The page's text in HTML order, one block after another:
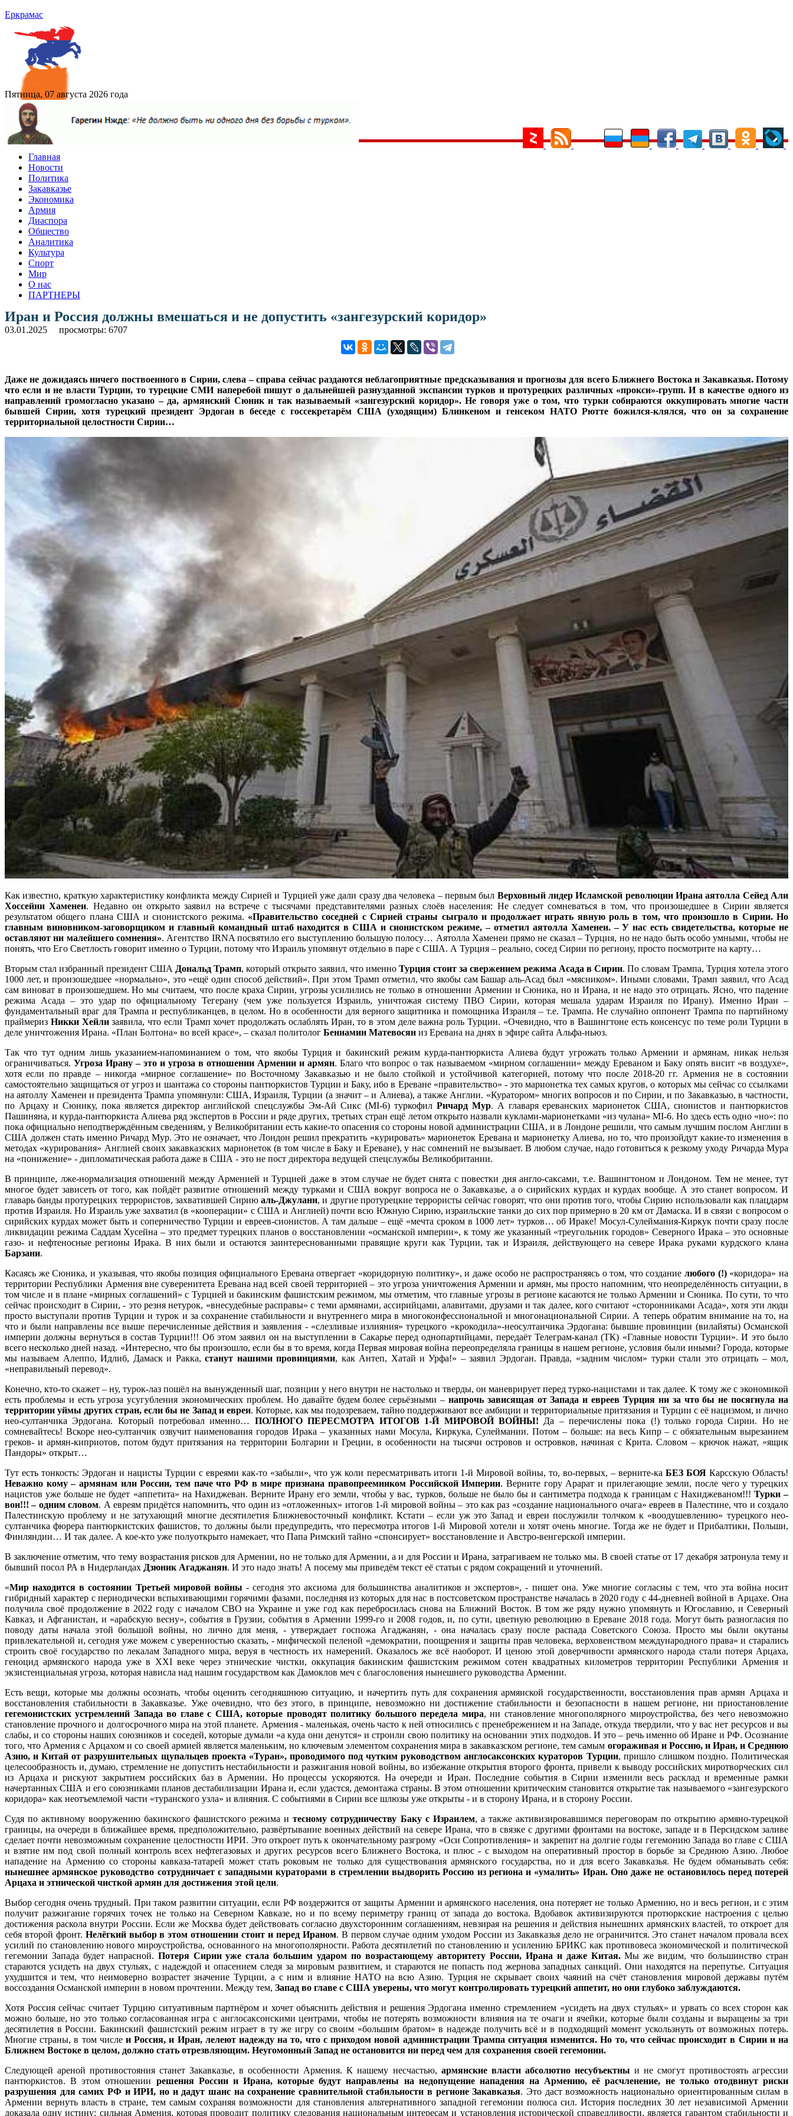
Еркрамас
Пятница, 07 августа 2026 года
Главная
Новости
Политика
Закавказье
Экономика
Армия
Диаспора
Общество
Аналитика
Культура
Спорт
Мир
О нас
ПАРТНЕРЫ
Иран и Россия должны вмешаться и не допустить «зангезурский коридор»
03.01.2025 просмотры: 6707
Даже не дожидаясь ничего поствоенного в Сирии, слева – справа сейчас раздаются неблагоприятные предсказывания и прогнозы для всего Ближнего Востока и Закавказья. Потому
что если и не власти Турции, то турецкие СМИ наперебой пишут о дальнейшей разнузданной экспансии турков и протурецких различных «прокси»-групп. И в качестве одного из
направлений громогласно указано – да, армянский Сюник и так называемый «зангезурский коридор». Не говоря уже о том, что турки собираются оккупировать многие части
бывшей Сирии, хотя турецкий президент Эрдоган в беседе с госсекретарём США (уходящим) Блинкеном и генсеком НАТО Рютте божился-клялся, что он за сохранение
территориальной целостности Сирии…
Как известно, краткую характеристику конфликта между Сирией и Турцией уже дали сразу два человека – первым был Верховный лидер Исламской революции Ирана аятолла Сейед Али
Хоссейни Хаменеи. Недавно он открыто заявил на встрече с тысячами представителями разных слоёв населения: Не следует сомневаться в том, что произошедшее в Сирии является
результатом общего плана США и сионистского режима. «Правительство соседней с Сирией страны сыграло и продолжает играть явную роль в том, что произошло в Сирии. Но
главным виновником-заговорщиком и главный командный штаб находится в США и сионистском режиме, – отметил аятолла Хаменеи. – У нас есть свидетельства, которые не
оставляют ни малейшего сомнения». Агентство IRNA посвятило его выступлению большую полосу… Аятолла Хаменеи прямо не сказал – Турция, но не надо быть особо умными, чтобы не
понять, что Его Светлость говорит именно о Турции, потому что Израиль упомянут отдельно в паре с США. А Турция – реально, сосед Сирии по региону, просто посмотрите на карту…
Вторым стал избранный президент США Дональд Трамп, который открыто заявил, что именно Турция стоит за свержением режима Асада в Сирии. По словам Трампа, Турция хотела этого
1000 лет, и произошедшее «нормально», это «ещё один способ действий». При этом Трамп отметил, что якобы сам Башар аль-Асад был «мясником». Иными словами, Трамп заявил, что Асад
сам виноват в произошедшем. Но мы считаем, что после краха Сирии, угрозы усилились не только в отношении Армении и Сюника, но и Ирана, и не надо это отрицать. Ясно, что падение
режима Асада – это удар по официальному Тегерану (чем уже пользуется Израиль, уничтожая систему ПВО Сирии, которая мешала ударам Израиля по Ирану). Именно Иран –
фундаментальный враг для Трампа и республиканцев, в целом. Но в особенности для верного защитника и помощника Израиля – т.е. Трампа. Не случайно оппонент Трампа по партийному
праймериз Никки Хейлизаявила, что если Трамп хочет продолжать ослаблять Иран, то в этом деле важна роль Турции. «Очевидно, что в Вашингтоне есть консенсус по теме роли Турции в
деле уничтожения Ирана. «План Болтона» во всей красе», – сказал политолог Бениамин Матевосян из Еревана на днях в эфире сайта Альфа-ньюз.
Так что тут одним лишь указанием-напоминанием о том, что якобы Турция и бакинский режим курда-пантюркиста Алиева будут угрожать только Армении и армянам, никак нельзя
ограничиваться. Угроза Ирану – это и угроза в отношении Армении и армян. Благо что вопрос о так называемом «мирном соглашении» между Ереваном и Баку опять висит «в воздухе»,
хотя если по правде – никогда «мирное соглашение» по Восточному Закавказью и не было стойкой и устойчивой категорией, потому что после 2018-20 гг. Армения не в состоянии
самостоятельно защищаться от угроз и шантажа со стороны пантюркистов Турции и Баку, ибо в Ереване «правительство» - это марионетка тех самых кругов, о которых мы сейчас со ссылками
на аятоллу Хаменеи и президента Трампа упомянули: США, Израиля, Турции (а значит – и Алиева), а также Англии. «Куратором» многих вопросов и по Сирии, и по Закавказью, в частности,
по Арцаху и Сюнику, пока является директор английской спецслужбы Эм-Ай Сикс (MI-6) туркофил Ричард Мур. А главаря ереванских марионеток США, сионистов и пантюркистов
Пашиняна, и курда-пантюркиста Алиева ряд экспертов в России и ряде других, третьих стран ещё летом открыто назвали куклами-марионетками «из чулана» MI-6. Но здесь есть одно «но»: по
пока официально неподтверждённым сведениям, у Великобритании есть какие-то опасения со стороны новой администрации США, и в Лондоне решили, что самым лучшим послом Англии в
США должен стать именно Ричард Мур. Это не означает, что Лондон решил прекратить «курировать» марионеток Еревана и марионетку Алиева, но то, что произойдут какие-то изменения в
методах «курирования» Англией своих закавказских марионеток (в том числе в Баку и Ереване), у нас сомнений не вызывает. В любом случае, надо готовиться к резкому уходу Ричарда Мура
на «понижение» - дипломатическая работа даже в США - это не пост директора ведущей спецслужбы Великобритании.
В принципе, лже-нормализация отношений между Арменией и Турцией даже в этом случае не будет снята с повестки дня англо-саксами, т.е. Вашингтоном и Лондоном. Тем не менее, тут
многое будет зависеть от того, как пойдёт развитие отношений между турками и США вокруг вопроса не о Закавказье, а о сирийских курдах и курдах вообще. А это станет вопросом. И
главарь банды протурецких террористов, захватившей Сириюаль-Джулани, и другие протурецкие террористы сейчас говорят, что они против того, чтобы Сирию использовали как плацдарм
против Израиля. Но Израиль уже захватил (в «кооперации» с США и Англией) почти всю Южную Сирию, израильские танки до сих пор примерно в 20 км от Дамаска. И в связи с вопросом о
сирийских курдах может быть и соперничество Турции и евреев-сионистов. А там дальше – ещё «мечта сроком в 1000 лет» турков… об Ираке! Мосул-Сулеймания-Киркук почти сразу после
ликвидации режима Саддам Хусейна – это предмет турецких планов о восстановлении «османской империи», к тому же указанный «треугольник городов» Северного Ирака – это основные
газо- и нефтеносные регионы Ирака. В них были и остаются заинтереснованными правящие круги как Турции, так и Израиля, действующего на севере Ирака руками курдского клана
Барзани.
Касаясь же Сюника, и указывая, что якобы позиция официального Еревана отвергает «коридорную политику», и даже особо не распространяясь о том, что созданиелюбого (!)«коридора» на
территории Республики Армения вне суверенитета Еревана над всей своей территорией – это угроза уничтожения Армении и армян, мы просто напомним, что неопределённость ситуации, в
том числе и в плане «мирных соглашений» с Турцией и бакинским фашистским режимом, мы отметим, что главные угрозы в регионе касаются не только Армении и Сюника. По сути, то что
сейчас происходит в Сирии, - это резня нетурок, «внесудебные расправы» с теми армянами, ассирийцами, алавитами, друзами и так далее, кого считают «сторонниками Асада», хотя эти люди
просто выступали против Турции и турок и за сохранение стабильности и внутреннего мира в многоконфессиональной и многонациональной Сирии. А теперь обратим внимание на то, на
что и были направлены все выше перечисленные действия и заявления - «слезливые излияния» турецкого «крокодила»-неосултанчика Эрдогана: бывшие провинции (вилайяты) Османской
империи должны вернуться в состав Турции!!! Об этом заявил он на выступлении в Сакарье перед однопартийцами, передаёт Телеграм-канал (ТК) «Главные новости Турции». И это было
всего несколько дней назад. «Интересно, что бы произошло, если бы в то время, когда Первая мировая война переопределяла границы в нашем регионе, условия были иными? Города, которые
мы называем Алеппо, Идлиб, Дамаск и Ракка,станут нашими провинциями, как Антеп, Хатай и Урфа!» – заявил Эрдоган. Правда, «задним числом» турки стали это отрицать – мол,
«неправильный перевод».
Конечно, кто-то скажет – ну, турок-лаз пошёл на вынужденный шаг, позиции у него внутри не настолько и тверды, он маневрирует перед турко-нацистами и так далее. К тому же с экономикой
есть проблемы и есть угроза усугубления экономических проблем. Но давайте будем более серьёзными – напрочь зависящая от Запада и евреев Турция ни за что бы не посягнула на
территории уймы других стран, если бы не Запад и евреи. Которые, как мы подозреваем, тайно поддерживают все амбиции и территориальные притязания и Турции с её нацизмом, и лично
нео-султанчика Эрдогана. Который потребовал именно… ПОЛНОГО ПЕРЕСМОТРА ИТОГОВ 1-Й МИРОВОЙ ВОЙНЫ! Да – перечислены пока (!) только города Сирии. Но не
сомневайтесь! Вскоре нео-султанчик озвучит наименования городов Ирака – указанных нами Мосула, Киркука, Сулеймании. Потом – больше: на весь Кипр – с обязательным вырезанием
греков- и армян-киприотов, потом будут притязания на территории Болгарии и Греции, в особенности на тысячи островов и островков, начиная с Крита. Словом – крючок нажат, «ящик
Пандоры» открыт…
Тут есть тонкость: Эрдоган и нацисты Турции с евреями как-то «забыли», что уж коли пересматривать итоги 1-й Мировой войны, то, во-первых, – верните-ка БЕЗ БОЯКарсскую Область!
Неважно кому – армянам или России, тем паче что РФ в мире признана правопреемником Российской Империи. Верните гору Арарат и прилегающие земли, после чего у турецких
нацистов уже больше не будет «аппетита» на Нахиджеван. Верните Ирану его земли, чтобы у вас, турков, больше не было бы и сантиметра подхода к границам с Нахиджеваном!!! Турки –
вон!!! – одним словом. А евреям придётся напомнить, что один из «отложенных» итогов 1-й мировой войны – это как раз «создание национального очага» евреев в Палестине, что и создало
Палестинскую проблему и не затухающий многие десятилетия Ближневосточный конфликт. Кстати – если уж это Запад и евреи послужили толчком к «воодушевлению» турецкого нео-
султанчика фюрера пантюркистских фашистов, то должны были предупредить, что пересмотра итогов 1-й Мировой хотели и хотят очень многие. Тогда же не будет и Прибалтики, Польши,
Финляндии… И так далее. А кое-кто уже полуоткрыто намекает, что Папа Римский тайно «спонсирует» восстановление и Австро-венгерской империи.
В заключение отметим, что тему возрастания рисков для Армении, но не только для Армении, а и для России и Ирана, затрагиваем не только мы. В своей статье от 17 декабря затронула тему и
бывший посол РА в Нидерландах Дзюник Агаджанян. И это надо знать! А посему мы приведём текст её статьи с рядом сокращений и уточнений.
«Мир находится в состоянии Третьей мировой войны - сегодня это аксиома для большинства аналитиков и экспертов», - пишет она. Уже многие согласны с тем, что эта война носит
гибридный характер с периодически вспыхивающими горячими фазами, последняя из которых для нас в постсоветском пространстве началась в 2020 году с 44-дневней войной в Арцахе. Она
получила своё продолжение в 2022 году с началом СВО на Украине и уже год как перебросилась снова на Ближний Восток. В том же ряду нужно упомянуть и Югославию, и Северный
Кавказ, и Афганистан, и «арабскую весну», события в Грузии, события в Армении 1999-го и 2008 годов, и, по сути, цветную революцию в Ереване 2018 года. Могут быть разногласия по
поводу даты начала этой большой войны, но лично для меня, - утверждает госпожа Агаджанян, - она началась сразу после распада Советского Союза. Просто мы были окутаны
привлекательной и, сегодня уже можем с уверенностью сказать, - мифической пеленой «демократии, поощрения и защиты прав человека, верховенством международного права» и старались
строить своё государство по лекалам Западного мира, веруя в честность их намерений. Оказалось же всё наоборот. И ценою этой доверчивости армянского народа стали потеря Арцаха,
геноцид армянского народа уже в XXI веке через этнические чистки, оккупация бакинским фашистским режимом сотен квадратных километров территории Республики Армения и
экзистенциальная угроза, которая нависла над нашим государством как Дамоклов меч с благословения нынешнего руководства Армении.
Есть вещи, которые мы должны осознать, чтобы оценить сегодняшнюю ситуацию, и начертить путь для сохранения армянской государственности, восстановления прав армян Арцаха и
восстановления стабильности в Закавказье. Уже очевидно, что без этого, в принципе, невозможно ни достижение стабильности и безопасности в нашем регионе, ни приостановление
гегемонистских устремлений Запада во главе с США, которые проводят политику большого передела мира, ни становление многополярного мироустройства, без чего невозможно
становление прочного и долгосрочного мира на этой планете. Армения - маленькая, очень часто к ней относились с пренебрежением и на Западе, откуда твердили, что у вас нет ресурсов и вы
слабы, и со стороны наших союзников и соседей, которые думали «а куда они денутся» и строили свою политику на основании этих подходов. И это – речь именно об Иране и РФ. Осознание
того, что Армения с Арцахом и со своей армией является маленьким, но ключевым элементом сохранения мира в закавказском регионе, тем самым огораживая и Россию, и Иран, и Среднюю
Азию, и Китай от разрушительных щупальцев проекта «Туран», проводимого под чутким руководством англосаксонских кураторов Турции, пришло слишком поздно. Политическая
целесообразность и, думаю, стремление не допустить нестабильности и разжигания новой войны, во избежание открытия второго фронта, привели к выводу российских миротворческих сил
из Арцаха и рискуют закрытием российских баз в Армении. Но процессы ускоряются. На очереди и Иран. Последние события в Сирии изменили весь расклад и временные рамки
начертанных США и его союзниками планов дестабилизации Ирана и, если удастся, демонтажа страны. В этом отношении критическим становится открытие так называемого «зангезурского
коридора» как неотъемлемой части «туранского узла» и влияния. С событиями в Сирии все шлюзы уже открыты - и в сторону Ирана, и в сторону России.
Судя по активному вооружению бакинского фашистского режима итесному сотрудничеству Баку с Израилем, а также активизировавшимся переговорам по открытию армяно-турецкой
границы, на очереди в ближайшее время, предположительно, развёртывание военных действий на севере Ирана, что в связке с другими фронтами на востоке, западе и в Персидском заливе
сделает почти невозможным сохранение целостности ИРИ. Это откроет путь к окончательному разгрому «Оси Сопротивления» и закрепит на долгие годы гегемонию Запада во главе с США
и взятие им под свой полный контроль всех нефтегазовых и других ресурсов всего Ближнего Востока, и плюс - с выходом на оперативный простор в борьбе за Среднюю Азию. Любое
нападение на Армению со стороны кавказа-татарей может стать роковым не только для существования армянского государства, но и для всего Закавказья. Не будем обманывать себя:
нынешнее армянское руководство сотрудничает с западными кураторами в стремлении выдворить Россию из региона и «умалить» Иран. Оно даже не остановилось перед потерей
Арцаха и этнической чисткой армян для достижения этой цели.
Выбор сегодня очень трудный. При таком развитии ситуации, если РФ воздержится от защиты Армении и армянского населения, она потеряет не только Армению, но и весь регион, и с этим
получит разжигание горячих точек не только на Северном Кавказе, но и по всему периметру границ от запада до востока. Вдобавок активизируются протюркские настроения с целью
достижения раскола внутри России. Если же Москва будет действовать согласно двухсторонним соглашениям, невзирая на решения и действия нынешних армянских властей, то откроет для
себя второй фронт. Нелёгкий выбор в этом отношении стоит и перед Ираном. В первом случае одним уходом России из Закавказья дело не ограничится. Это станет началом провала всех
усилий по становлению нового мироустройства, основанного на многополярности. Работа десятилетий по становлению и усилению БРИКС как противовеса экономической и политической
гегемонии Запада будет напрасной. Потеря Сирии уже стала большим ударом по возрастающему авторитету России, Ирана и даже Китая.Мы же видим, что большинство стран
стараются усидеть на двух стульях, с надеждой и опасением следя за мировым развитием, и стараются не попасть под жернова западных санкций. Они находятся на перепутье. Ситуация
ухудшится и тем, что неимоверно возрастет значение Турции, а с ним и влияние НАТО на всю Азию. Турция не скрывает своих чаяний на счёт становления мировой державы путём
воссоздания Османской империи в новом прочтении. Между тем, Запад во главе с США уверены, что могут контролировать турецкий аппетит, но они глубоко заблуждаются.
Хотя Россия сейчас считает Турцию ситуативным партнёром и хочет объяснить действия и решения Эрдогана именно стремлением «усидеть на двух стульях» и урвать со всех сторон как
можно больше, но это только согласованная игра с англосаксонскими центрами, чтобы не потерять возможности влияния на те очаги и ячейки, которые были созданы и выращены за три
десятилетия в России. Бакинский фашистский режим играет в ту же игру со своим «большим братом» в надежде получить всё и в подходящий момент ускользнуть от возможных потерь.
Многие страны, в том числеи Россия, и Иран, лелеют надежду на то, что с приходом новой администрации Трампа ситуация изменится. Но то, что сейчас происходит в Сирии и на
Ближнем Востоке в целом, должно стать отрезвляющим. Неугомонный Запад не остановится ни перед чем для сохранения своей гегемонии.
Следующей ареной противостояния станет Закавказье, в особенности Армения. К нашему несчастью, армянские власти абсолютно несубъектны и не смогут противостоять агрессии
пантюркистов. В этом отношении решения России и Ирана, которые будут направлены на недопущение нападения на Армению, её расчленение, не только отодвинут риски
разрушения для самих РФ и ИРИ, но и дадут шанс на сохранение сравнительной стабильности в регионе Закавказья. Это даст возможность национально ориентированным силам в
Армении вернуть власть в стране, тем самым сохраняя возможности для становления альтернативного западной гегемонии полюса сил. История последних 30 лет независимой Армении
доказала одну истину: сильная Армения, которая проводит политику следования национальным интересам и установления исторической справедливости, является гарантом стабильности и